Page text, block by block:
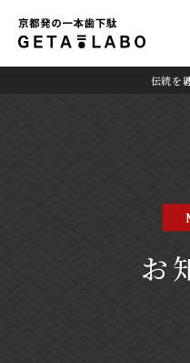
伝統を
お